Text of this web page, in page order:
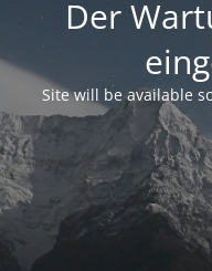
Der
Site will be available